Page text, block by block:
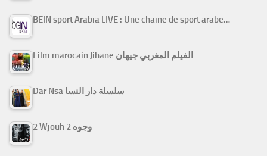
BEIN sport Arabia LIVE : Une chaine de sport arabe…
Film marocain Jihane الفيلم المغربي جيهان
Dar Nsa سلسلة دار النسا
2 Wjouh 2 وجوه